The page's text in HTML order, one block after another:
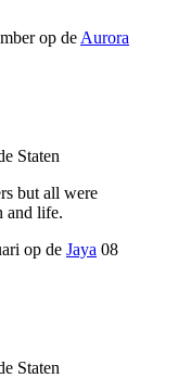
op de Aurora
Staten
but all were
and life.
op de Jaya 08
Staten